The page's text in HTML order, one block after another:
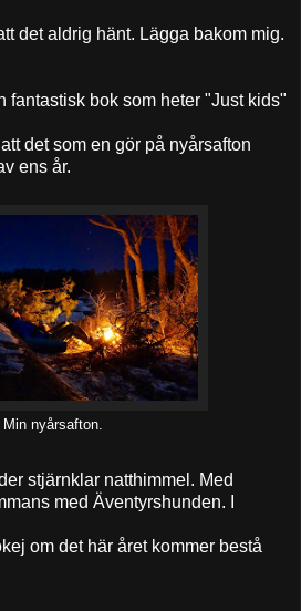
det aldrig hänt. Lägga bakom mig.
fantastisk bok som heter "Just kids"
det som en gör på nyårsafton
ens år.
Min nyårsafton.
stjärnklar natthimmel. Med
med Äventyrshunden. I
om det här året kommer bestå